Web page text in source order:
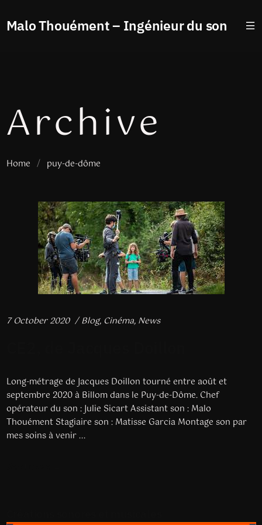
Malo Thouément – Ingénieur du son
Archive
Home / puy-de-dôme
7 October 2020 Blog, Cinéma, News
Long-métrage de Jacques Doillon tourné entre août et
septembre 2020 à Billom dans le Puy-de-Dôme. Chef
opérateur du son : Julie Sicart Assistant son : Malo
Thouément Stagiaire son : Matisse Garcia Montage son par
mes soins à venir ...